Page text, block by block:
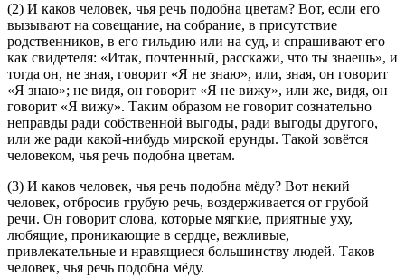
(2) И каков человек, чья речь подобна цветам? Вот, если его
вызывают на совещание, на собрание, в присутствие
родственников, в его гильдию или на суд, и спрашивают его
как свидетеля: «Итак, почтенный, расскажи, что ты знаешь», и
тогда он, не зная, говорит «Я не знаю», или, зная, он говорит
«Я знаю»; не видя, он говорит «Я не вижу», или же, видя, он
говорит «Я вижу». Таким образом не говорит сознательно
неправды ради собственной выгоды, ради выгоды другого,
или же ради какой-нибудь мирской ерунды. Такой зовётся
человеком, чья речь подобна цветам.
(3) И каков человек, чья речь подобна мёду? Вот некий
человек, отбросив грубую речь, воздерживается от грубой
речи. Он говорит слова, которые мягкие, приятные уху,
любящие, проникающие в сердце, вежливые,
привлекательные и нравящиеся большинству людей. Таков
человек, чья речь подобна мёду.